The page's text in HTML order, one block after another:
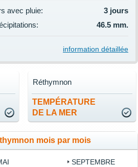
avec pluie:
3 jours
46.5 mm.
information détaillée
TEMPÉRATURE
DE LA MER
Réthymnon
mois par mois
SEPTEMBRE